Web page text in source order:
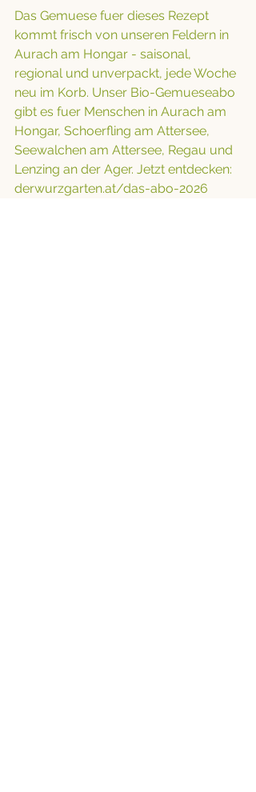
Das Gemuese fuer dieses Rezept
kommt frisch von unseren Feldern in
Aurach am Hongar - saisonal,
regional und unverpackt, jede Woche
neu im Korb. Unser Bio-Gemueseabo
gibt es fuer Menschen in Aurach am
Hongar, Schoerfling am Attersee,
Seewalchen am Attersee, Regau und
Lenzing an der Ager. Jetzt entdecken:
derwurzgarten.at/das-abo-2026